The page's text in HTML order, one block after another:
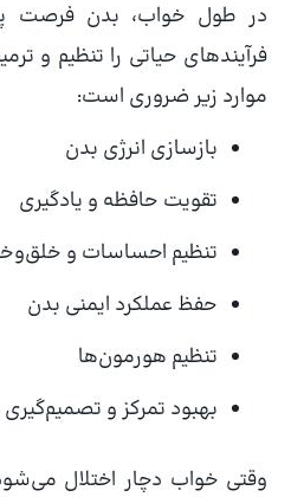
در طول خواب، بدن فرصت
فرآیندهای حیاتی را تنظیم و
موارد زیر ضروری است:
بازسازی انرژی بدن
تقویت حافظه و یادگیری
تنظیم احساسات و
حفظ عملکرد ایمنی بدن
تنظیم هورمون‌ها
بهبود تمرکز و تصمیم‌گیری
وقتی خواب دچار اختلال